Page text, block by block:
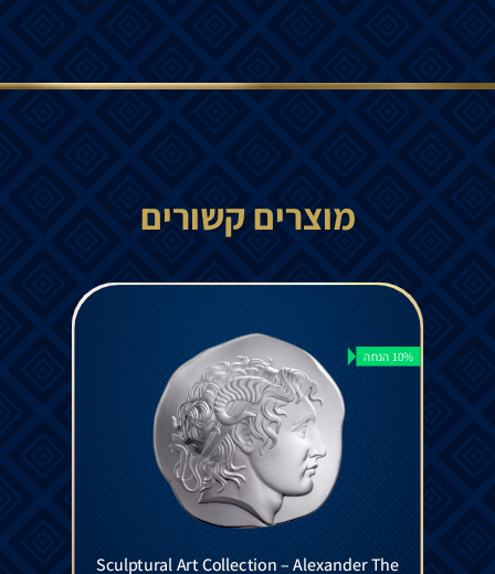
מוצרים קשורים
10% הנחה
Sculptural Art Collection – Alexander The